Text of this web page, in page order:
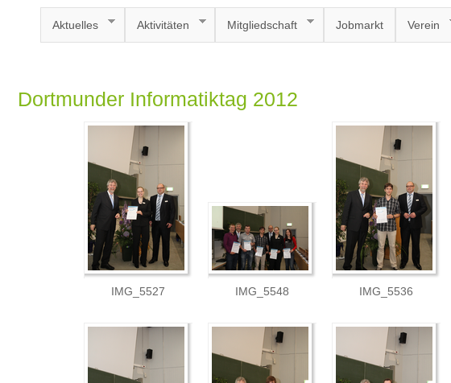
Aktuelles Aktivitäten Mitgliedschaft Jobmarkt Verein
Dortmunder Informatiktag 2012
IMG_5527 IMG_5548 IMG_5536